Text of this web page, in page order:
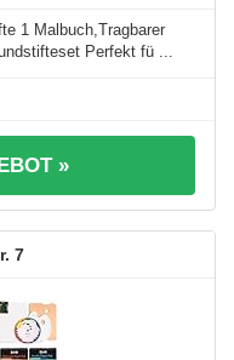
1 Malbuch,Tragbarer
Perfekt fü ...
»
7